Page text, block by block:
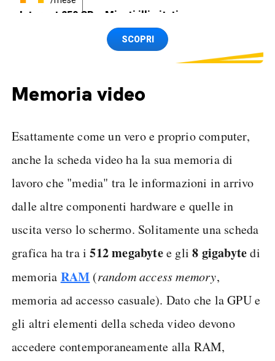
Internet 250 GB e Minuti illimitati
Spedizione SIM GRATISSCOPRI
Memoria video
Esattamente come un vero e proprio computer,
anche la scheda video ha la sua memoria di
lavoro che "media" tra le informazioni in arrivo
dalle altre componenti hardware e quelle in
uscita verso lo schermo. Solitamente una scheda
grafica ha tra i512 megabytee gli8 gigabytedi
memoria RAM (random access memory,
memoria ad accesso casuale). Dato che la GPU e
gli altri elementi della scheda video devono
accedere contemporaneamente alla RAM,